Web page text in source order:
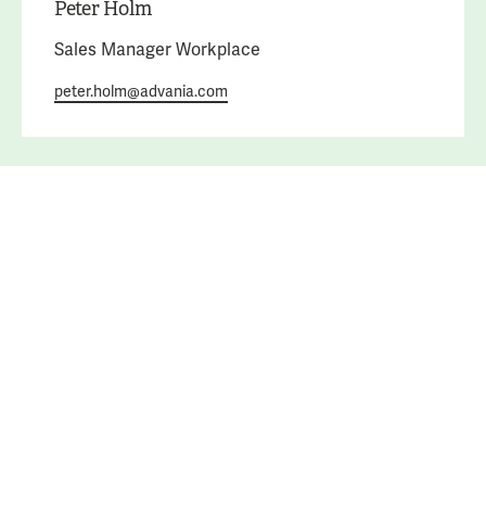
Peter Holm
Sales Manager Workplace
peter.holm@advania.com